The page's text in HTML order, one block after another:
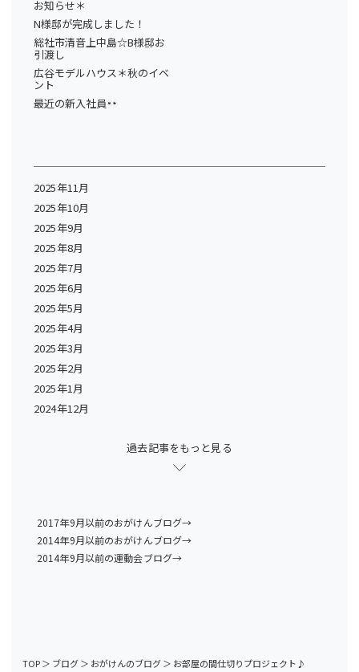
お知らせ＊
N様邸が完成しました！
総社市清音上中島☆B様邸お
引渡し
広谷モデルハウス＊秋のイベ
ント
最近の新入社員
2025年11月
2025年10月
2025年9月
2025年8月
2025年7月
2025年6月
2025年5月
2025年4月
2025年3月
2025年2月
2025年1月
2024年12月
過去記事をもっと見る
2017年9月以前のおがけんブログ→
2014年9月以前のおがけんブログ→
2014年9月以前の運動会ブログ→
TOP＞ ブログ＞ おがけんのブログ＞ お部屋の間仕切りプロジェクト♪